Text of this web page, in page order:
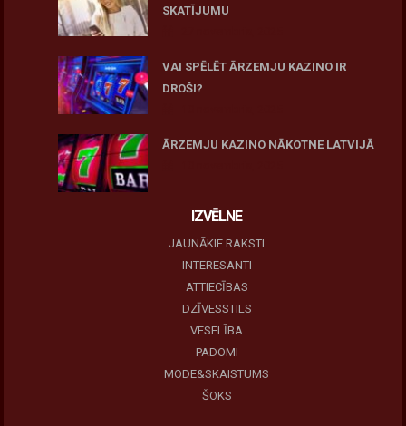
SKATĪJUMU
VAI SPĒLĒT ĀRZEMJU KAZINO IR
DROŠI?
ĀRZEMJU KAZINO NĀKOTNE LATVIJĀ
IZVĒLNE
JAUNĀKIE RAKSTI
INTERESANTI
ATTIECĪBAS
DZĪVESSTILS
VESELĪBA
PADOMI
MODE&SKAISTUMS
ŠOKS